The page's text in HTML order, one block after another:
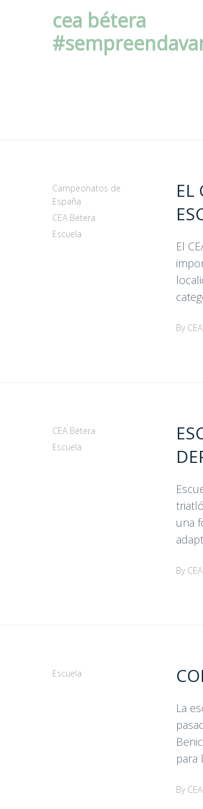
cea bétera
Campeonatos de
España
CEA Bétera
Escuela
EL
El
By
CEA Bétera
Escuela
una
By
Escuela
La
para
By